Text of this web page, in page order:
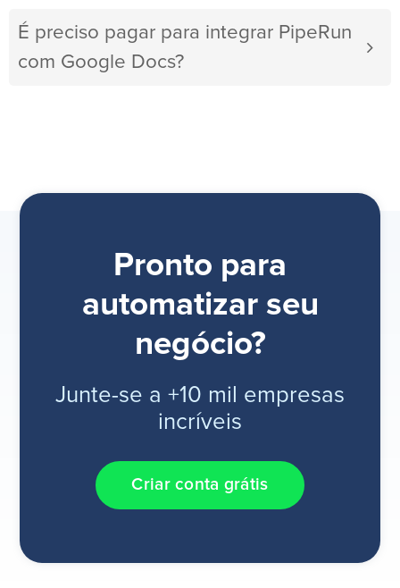
É preciso pagar para integrar PipeRun
com Google Docs?
Pronto para
automatizar seu
negócio?
Junte-se a +10 mil empresas
incríveis
Criar conta grátis